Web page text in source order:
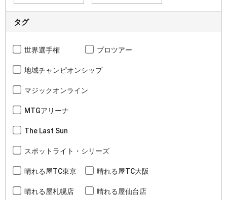
タグ
世界選手権 プロツアー
地域チャンピオンシップ
マジックオンライン
MTGアリーナ
The Last Sun
スポットライト・シリーズ
晴れる屋TC東京 晴れる屋TC大阪
晴れる屋札幌店 晴れる屋仙台店